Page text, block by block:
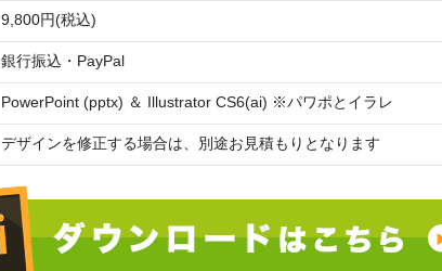
9,800円(税込)
銀行振込・PayPal
PowerPoint (pptx) ＆ Illustrator CS6(ai) ※パワポとイラレ
デザインを修正する場合は、別途お見積もりとなります